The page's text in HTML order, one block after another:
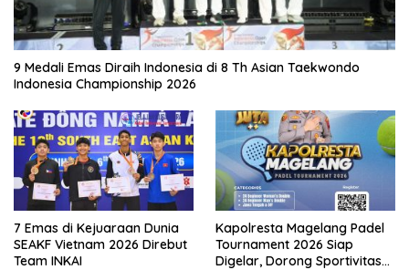
9 Medali Emas Diraih Indonesia di 8 Th Asian Taekwondo
Indonesia Championship 2026
7 Emas di Kejuaraan Dunia
SEAKF Vietnam 2026 Direbut
Team INKAI
Kapolresta Magelang Padel
Tournament 2026 Siap
Digelar, Dorong Sportivitas